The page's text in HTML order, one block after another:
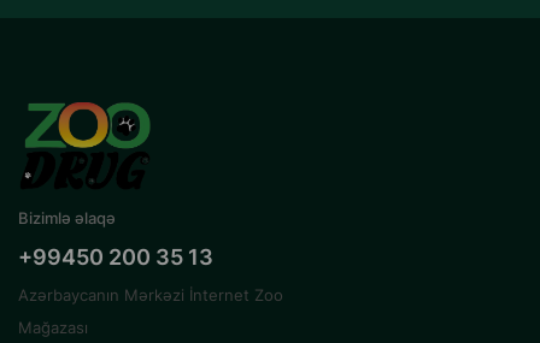
Bizimlə əlaqə
+99450 200 35 13
Azərbaycanın Mərkəzi İnternet Zoo
Mağazası